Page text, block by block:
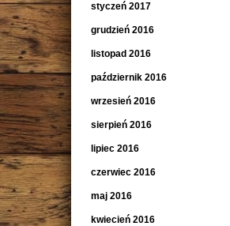
styczeń 2017
grudzień 2016
listopad 2016
październik 2016
wrzesień 2016
sierpień 2016
lipiec 2016
czerwiec 2016
maj 2016
kwiecień 2016